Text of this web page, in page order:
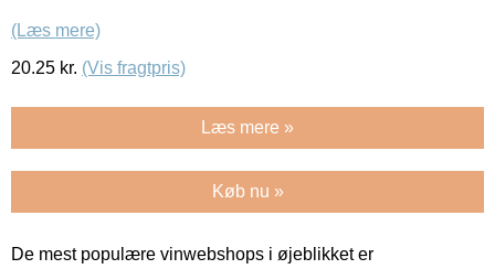
(Læs mere)
20.25 kr. (Vis fragtpris)
Læs mere »
Køb nu »
De mest populære vinwebshops i øjeblikket er